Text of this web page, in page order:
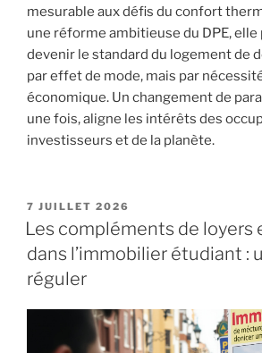
mesurable aux défis du confort
une réforme ambitieuse du DPE,
devenir le standard du logement de
par effet de mode, mais par
économique. Un changement de
une fois, aligne les intérêts des
investisseurs et de la planète.
PUBLIÉ
LE
7 JUILLET 2026
Les compléments de loyers
dans l’immobilier étudiant :
réguler